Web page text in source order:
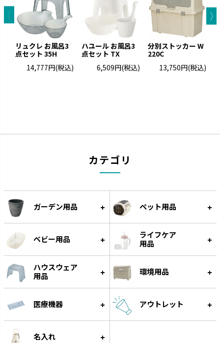
疲れをやわらげてくれるセルフ
ケアアイテムです。
進化するキッチンに合わせて使
いやすさを実現しました。
ラクール
機能的なアイテムでワンランクア
インテリアにマッチするデザイ
ンです。
つくりおき
リュクレ お風呂3
点セット 35H
14,777円(税込)
ハユール お風呂3
点セット TX
6,509円(税込)
分別ストッカー W
220C
13,750円(税込)
カテゴリ
ガーデン用品 ペット用品
ベビー用品
ライフケア
用品
ハウスウェア
用品
環境用品
医療機器 アウトレット
名入れ